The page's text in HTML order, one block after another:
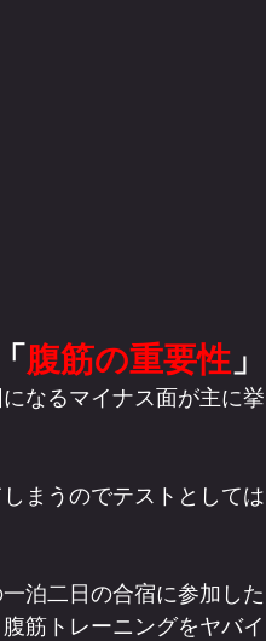
腹筋の重要性 」
なるマイナス面が主に挙
まうのでテストとしては
泊二日の合宿に参加した
筋トレーニングをヤバイ